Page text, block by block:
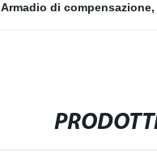
Armadio di compensazione,